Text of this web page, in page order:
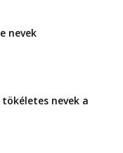
nevek
nevek a